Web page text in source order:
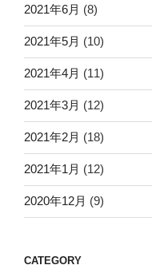
2021年6月 (8)
2021年5月 (10)
2021年4月 (11)
2021年3月 (12)
2021年2月 (18)
2021年1月 (12)
2020年12月 (9)
CATEGORY